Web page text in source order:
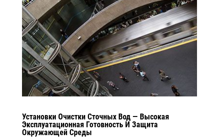
Установки Очистки Сточных Вод — Высокая
Эксплуатационная Готовность И Защита
Окружающей Среды